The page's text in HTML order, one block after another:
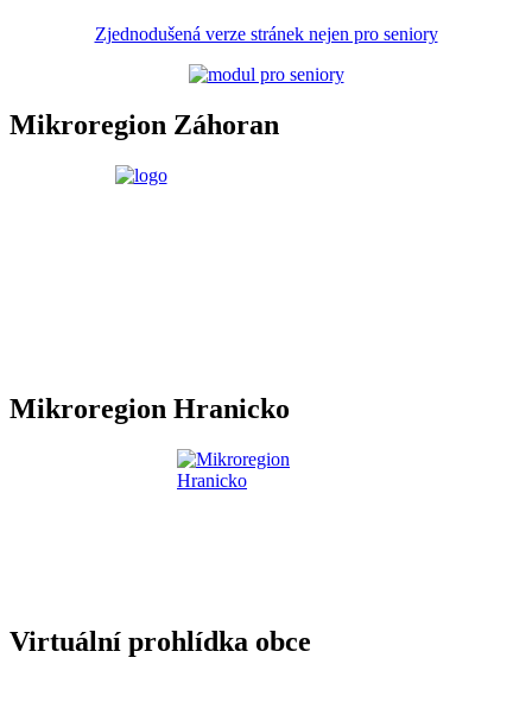
Zjednodušená verze stránek nejen pro seniory
Mikroregion Záhoran
Mikroregion Hranicko
Virtuální prohlídka obce